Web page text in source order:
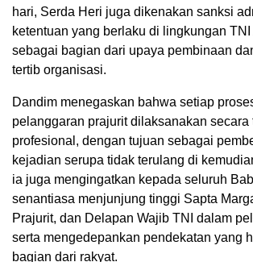
hari, Serda Heri juga dikenakan sanksi
ketentuan yang berlaku di lingkungan
sebagai bagian dari upaya pembinaan
tertib organisasi.
Dandim menegaskan bahwa setiap
pelanggaran prajurit dilaksanakan secara
profesional, dengan tujuan sebagai
kejadian serupa tidak terulang di
ia juga mengingatkan kepada seluruh
senantiasa menjunjung tinggi Sapta
Prajurit, dan Delapan Wajib TNI dalam
serta mengedepankan pendekatan yang
bagian dari rakyat.